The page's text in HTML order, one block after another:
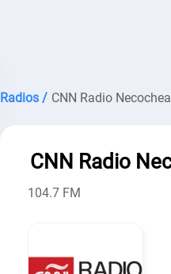
Radios / CNN Radio Necochea
CNN Radio
104.7 FM